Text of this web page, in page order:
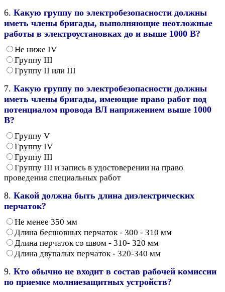
6. Какую группу по электробезопасности должны
иметь члены бригады, выполняющие неотложные
работы в электроустановках до и выше 1000 В?
Не ниже IV
Группу III
Группу II или III
7. Какую группу по электробезопасности должны
иметь члены бригады, имеющие право работ под
потенциалом провода ВЛ напряжением выше 1000
В?
Группу V
Группу IV
Группу III
Группу III и запись в удостоверении на право
проведения специальных работ
8. Какой должна быть длина диэлектрических
перчаток?
Не менее 350 мм
Длина бесшовных перчаток - 300 - 310 мм
Длина перчаток со швом - 310- 320 мм
Длина двупалых перчаток - 320-340 мм
9. Кто обычно не входит в состав рабочей комиссии
по приемке молниезащитных устройств?